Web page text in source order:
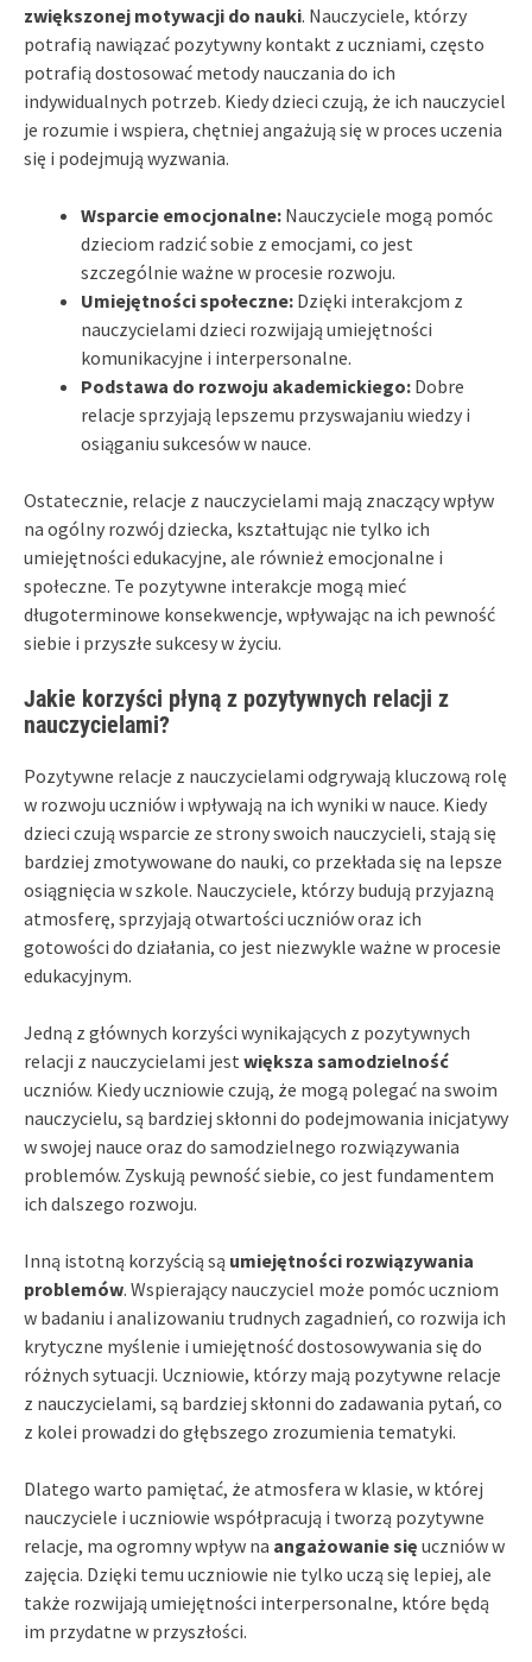
zwiększonej motywacji do nauki. Nauczyciele, którzy
potrafią nawiązać pozytywny kontakt z uczniami, często
potrafią dostosować metody nauczania do ich
indywidualnych potrzeb. Kiedy dzieci czują, że ich nauczyciel
je rozumie i wspiera, chętniej angażują się w proces uczenia
się i podejmują wyzwania.
Wsparcie emocjonalne: Nauczyciele mogą pomóc
dzieciom radzić sobie z emocjami, co jest
szczególnie ważne w procesie rozwoju.
Umiejętności społeczne: Dzięki interakcjom z
nauczycielami dzieci rozwijają umiejętności
komunikacyjne i interpersonalne.
Podstawa do rozwoju akademickiego: Dobre
relacje sprzyjają lepszemu przyswajaniu wiedzy i
osiąganiu sukcesów w nauce.
Ostatecznie, relacje z nauczycielami mają znaczący wpływ
na ogólny rozwój dziecka, kształtując nie tylko ich
umiejętności edukacyjne, ale również emocjonalne i
społeczne. Te pozytywne interakcje mogą mieć
długoterminowe konsekwencje, wpływając na ich pewność
siebie i przyszłe sukcesy w życiu.
Jakie korzyści płyną z pozytywnych relacji z
nauczycielami?
Pozytywne relacje z nauczycielami odgrywają kluczową rolę
w rozwoju uczniów i wpływają na ich wyniki w nauce. Kiedy
dzieci czują wsparcie ze strony swoich nauczycieli, stają się
bardziej zmotywowane do nauki, co przekłada się na lepsze
osiągnięcia w szkole. Nauczyciele, którzy budują przyjazną
atmosferę, sprzyjają otwartości uczniów oraz ich
gotowości do działania, co jest niezwykle ważne w procesie
edukacyjnym.
Jedną z głównych korzyści wynikających z pozytywnych
relacji z nauczycielami jest większa samodzielność
uczniów. Kiedy uczniowie czują, że mogą polegać na swoim
nauczycielu, są bardziej skłonni do podejmowania inicjatywy
w swojej nauce oraz do samodzielnego rozwiązywania
problemów. Zyskują pewność siebie, co jest fundamentem
ich dalszego rozwoju.
Inną istotną korzyścią są umiejętności rozwiązywania
problemów. Wspierający nauczyciel może pomóc uczniom
w badaniu i analizowaniu trudnych zagadnień, co rozwija ich
krytyczne myślenie i umiejętność dostosowywania się do
różnych sytuacji. Uczniowie, którzy mają pozytywne relacje
z nauczycielami, są bardziej skłonni do zadawania pytań, co
z kolei prowadzi do głębszego zrozumienia tematyki.
Dlatego warto pamiętać, że atmosfera w klasie, w której
nauczyciele i uczniowie współpracują i tworzą pozytywne
relacje, ma ogromny wpływ na angażowanie się uczniów w
zajęcia. Dzięki temu uczniowie nie tylko uczą się lepiej, ale
także rozwijają umiejętności interpersonalne, które będą
im przydatne w przyszłości.